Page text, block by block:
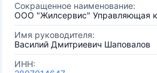
Сокращенное наименование:
ООО "Жилсервис" Управляющая
Имя руководителя:
Василий Дмитриевич Шаповалов
ИНН: